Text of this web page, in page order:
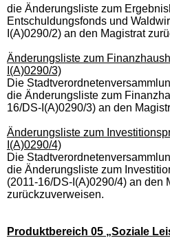
die Änderungsliste zum
Entschuldungsfonds und
I(A)0290/2) an den Magistrat
Änderungsliste zum
I(A)0290/3)
Die
die Änderungsliste zum
16/DS-I(A)0290/3) an den
Änderungsliste zum
I(A)0290/4)
Die
die Änderungsliste zum
(2011-16/DS-I(A)0290/4) an den
zurückzuverweisen.
Produktbereich 05 „Soziale